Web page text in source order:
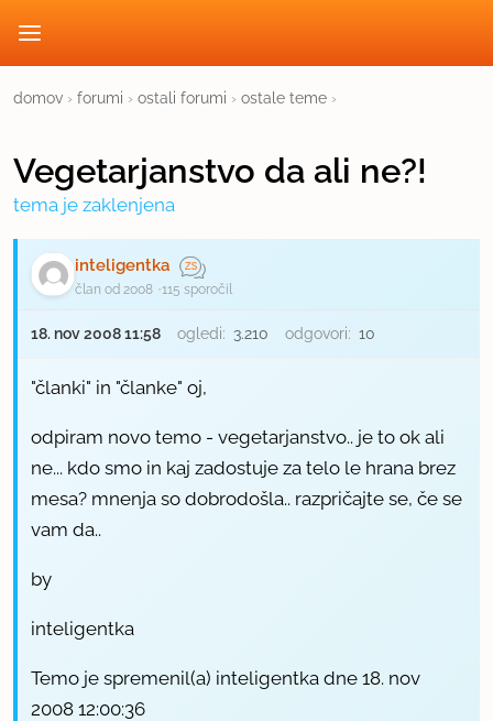
domov › forumi › ostali forumi › ostale teme ›
Vegetarjanstvo da ali ne?!
tema je zaklenjena
inteligentka
član od 2008 115 sporočil
18. nov 2008 11:58 ogledi: 3.210 odgovori: 10
"članki" in "članke" oj,
odpiram novo temo - vegetarjanstvo.. je to ok ali
ne... kdo smo in kaj zadostuje za telo le hrana brez
mesa? mnenja so dobrodošla.. razpričajte se, če se
vam da..
by
inteligentka
Temo je spremenil(a) inteligentka dne 18. nov
2008 12:00:36